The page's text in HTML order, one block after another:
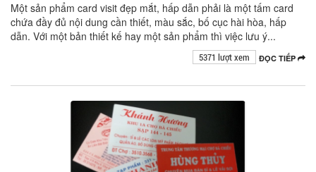
Một sản phẩm card visit đẹp mắt, hấp dẫn phải là một tấm card
chứa đầy đủ nội dung cần thiết, màu sắc, bố cục hài hòa, hấp
dẫn. Với một bản thiết kế hay một sản phẩm thì việc lưu ý...
ĐỌC TIẾP
5371 lượt xem